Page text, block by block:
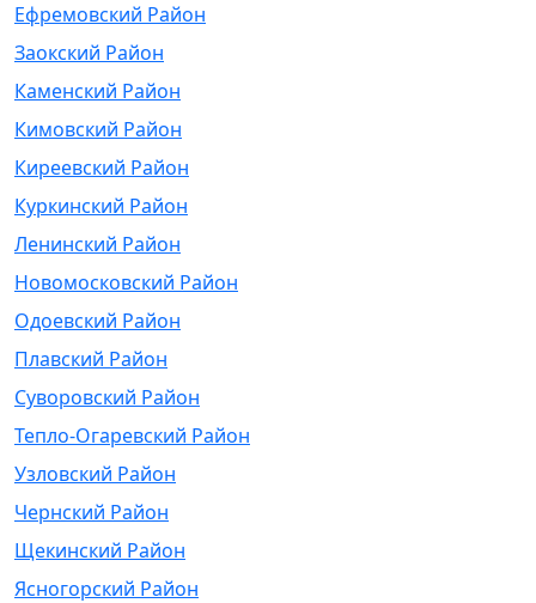
Ефремовский Район
Заокский Район
Каменский Район
Кимовский Район
Киреевский Район
Куркинский Район
Ленинский Район
Новомосковский Район
Одоевский Район
Плавский Район
Суворовский Район
Тепло-Огаревский Район
Узловский Район
Чернский Район
Щекинский Район
Ясногорский Район